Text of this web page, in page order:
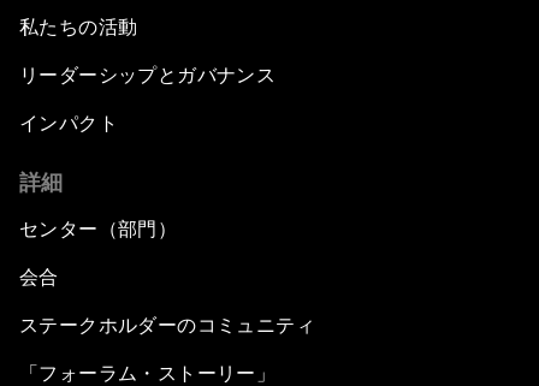
Green Leadership: Sustainability as Strategy
Navigating The Skies
Going beyond a Trade War
Defending Nature's Last Frontiers
私たちの活動
リーダーシップとガバナンス
インパクト
詳細
センター（部門）
会合
ステークホルダーのコミュニティ
「フォーラム・ストーリー」